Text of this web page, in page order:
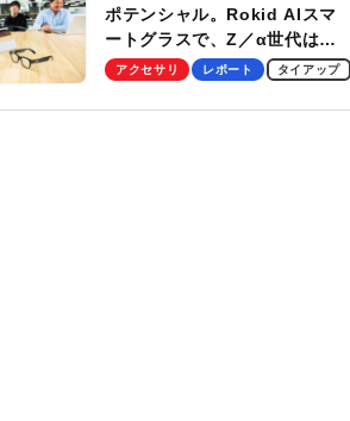
ポテンシャル。Rokid AIスマ
ートグラスで、Z／α世代は何
を見る？ 現役学生起業家、そ
【PR】
アクセサリ レポート タイアップ